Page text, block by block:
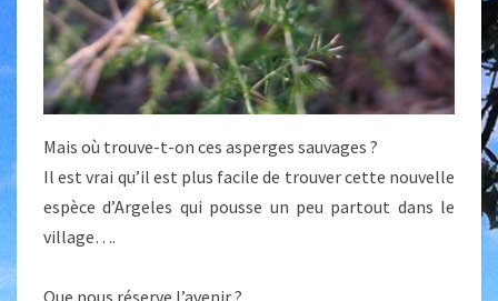
Mais où trouve-t-on ces asperges sauvages ?
Il est vrai qu’il est plus facile de trouver cette nouvelle
espèce d’Argeles qui pousse un peu partout dans le
village….